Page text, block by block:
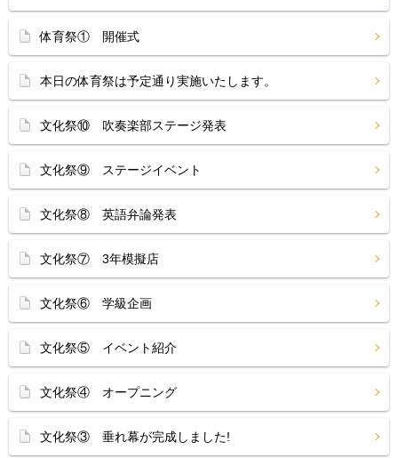
体育祭① 開催式
本日の体育祭は予定通り実施いたします。
文化祭⑩ 吹奏楽部ステージ発表
文化祭⑨ ステージイベント
文化祭⑧ 英語弁論発表
文化祭⑦ 3年模擬店
文化祭⑥ 学級企画
文化祭⑤ イベント紹介
文化祭④ オープニング
文化祭③ 垂れ幕が完成しました!